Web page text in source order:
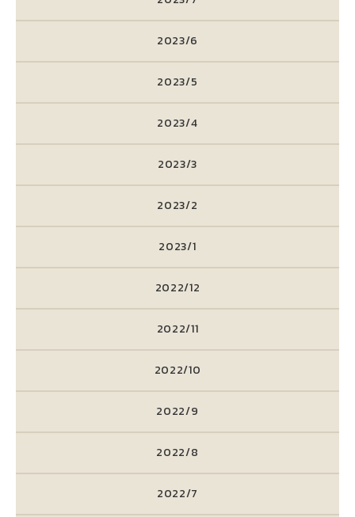
2023/6
2023/5
2023/4
2023/3
2023/2
2023/1
2022/12
2022/11
2022/10
2022/9
2022/8
2022/7